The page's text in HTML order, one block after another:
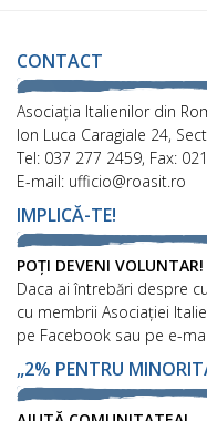
CONTACT
Asociaţia Italienilor din
Ion Luca Caragiale 24,
Tel: 037 277 2459, Fax:
E-mail: ufficio@roasit.ro
IMPLICĂ-TE!
POȚI DEVENI VOLUNTAR!
Daca ai întrebări despre
cu membrii Asociației
pe Facebook sau pe e-
„2% PENTRU